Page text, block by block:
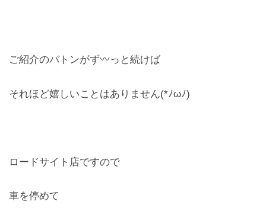
Hearing Aid
ご紹介のバトンがず〰っと続けば
それほど嬉しいことはありません(*ﾉωﾉ)
ロードサイト店ですので
車を停めて